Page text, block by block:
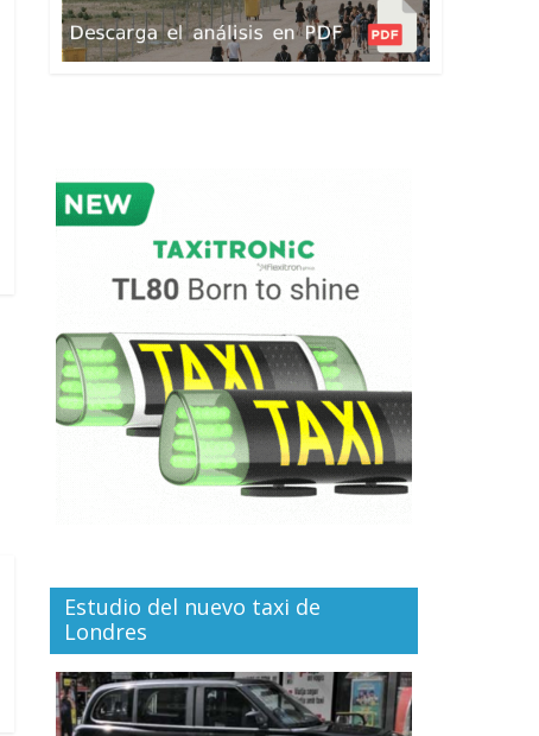
Estudio del nuevo taxi de
Londres